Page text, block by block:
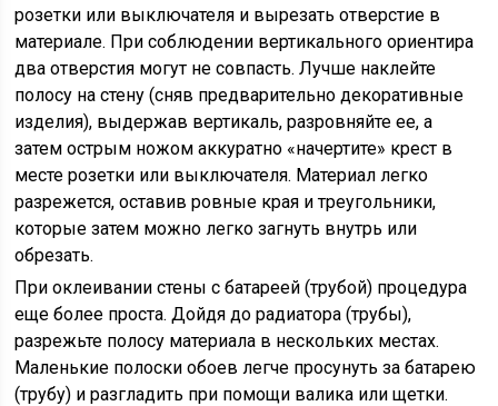
розетки или выключателя и вырезать отверстие в
материале. При соблюдении вертикального ориентира
два отверстия могут не совпасть. Лучше наклейте
полосу на стену (сняв предварительно декоративные
изделия), выдержав вертикаль, разровняйте ее, а
затем острым ножом аккуратно «начертите» крест в
месте розетки или выключателя. Материал легко
разрежется, оставив ровные края и треугольники,
которые затем можно легко загнуть внутрь или
обрезать.
При оклеивании стены с батареей (трубой) процедура
еще более проста. Дойдя до радиатора (трубы),
разрежьте полосу материала в нескольких местах.
Маленькие полоски обоев легче просунуть за батарею
(трубу) и разгладить при помощи валика или щетки.